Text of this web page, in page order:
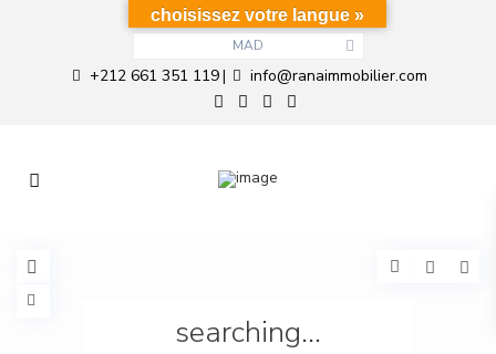
MAD
+212 661 351 119| info@ranaimmobilier.com
searching...
choisissez votre langue »